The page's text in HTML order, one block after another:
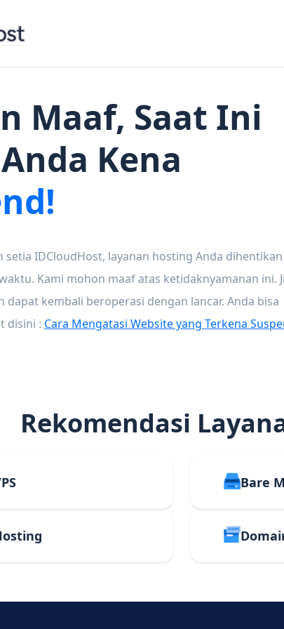
Maaf, Saat Ini
Kena
setia IDCloudHost, layanan hosting Anda dihentikan
Kami mohon maaf atas ketidaknyamanan ini.
dapat kembali beroperasi dengan lancar. Anda bisa
disini : Cara Mengatasi Website yang Terkena
Rekomendasi
Bare